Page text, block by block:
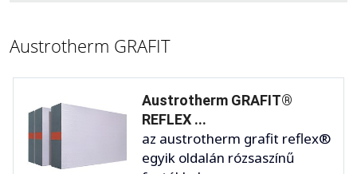
Austrotherm GRAFIT
Austrotherm GRAFIT®
REFLEX ...
az austrotherm grafit reflex®
egyik oldalán rózsaszínű